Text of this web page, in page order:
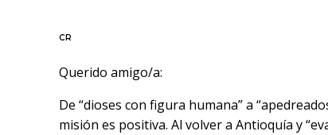
CR
Querido amigo/a:
De “dioses con figura humana” a
misión es positiva. Al volver a Antioquía y